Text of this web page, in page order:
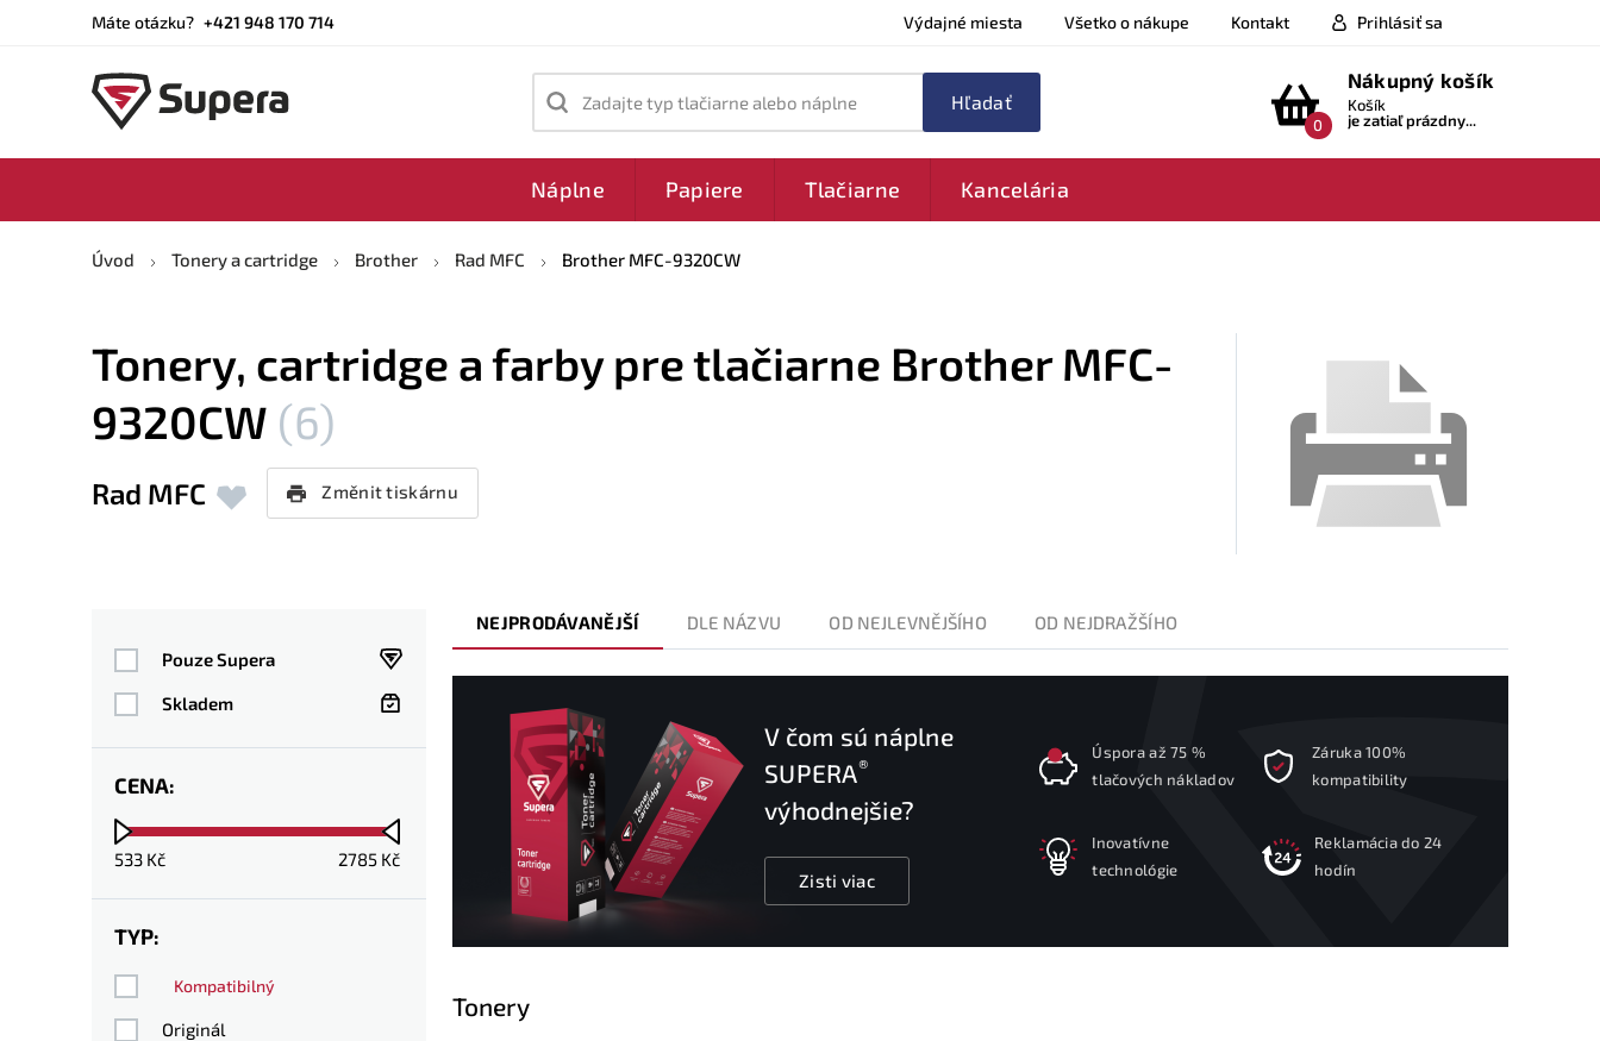
Máte otázku? +421 948 170 714 Výdajné miesta Všetko o nákupe Kontakt Prihlásiť sa
Zadajte typ tlačiarne alebo náplne
0
Nákupný košík
Košík
je zatiaľ prázdny...
Náplne Papiere Tlačiarne Kancelária
Úvod Tonery a cartridge Brother Rad MFC Brother MFC-9320CW
Tonery, cartridge a farby pre tlačiarne Brother MFC-
9320CW (6)
Rad MFC Změnit tiskárnu
Pouze Supera
Skladem
CENA:
533 Kč 2785 Kč
TYP:
Kompatibilný
Originál
NEJPRODÁVANĚJŠÍ DLE NÁZVU OD NEJLEVNĚJŠÍHO OD NEJDRAŽŠÍHO
V čom sú náplne
SUPERA®
výhodnejšie?
Zisti viac
Úspora až 75 %
tlačových nákladov
Záruka 100%
kompatibility
Inovatívne
technológie
Reklamácia do 24
hodín
Tonery